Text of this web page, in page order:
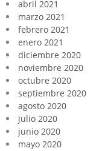
abril 2021
marzo 2021
febrero 2021
enero 2021
diciembre 2020
noviembre 2020
octubre 2020
septiembre 2020
agosto 2020
julio 2020
junio 2020
mayo 2020